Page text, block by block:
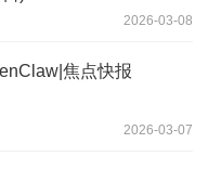
2026-03-08
焦点快报
2026-03-07